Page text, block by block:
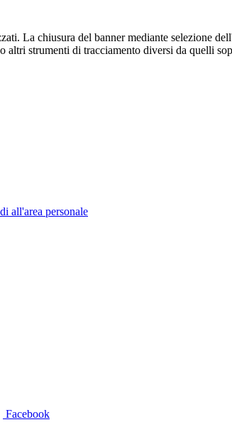
La chiusura del banner mediante selezione
altri strumenti di tracciamento diversi da quelli
all'area personale
Facebook